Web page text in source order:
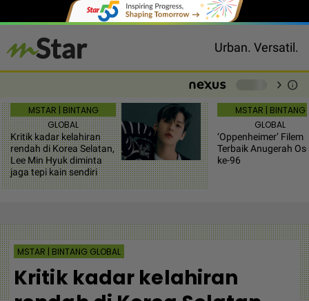
Urban. Versatil.
chevron_right info
MSTAR | BINTANG
GLOBAL
Kritik kadar kelahiran
rendah di Korea Selatan,
Lee Min Hyuk diminta
jaga tepi kain sendiri
MSTAR | BINTANG
GLOBAL
‘Oppenheimer’ Filem
Terbaik Anugerah
ke-96
MSTAR | BINTANG GLOBAL
Kritik kadar kelahiran